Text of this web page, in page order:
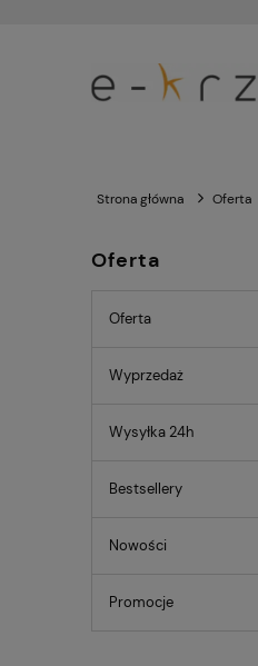
Strona główna Oferta
Oferta
Oferta
Wyprzedaż
Wysyłka 24h
Bestsellery
Nowości
Promocje